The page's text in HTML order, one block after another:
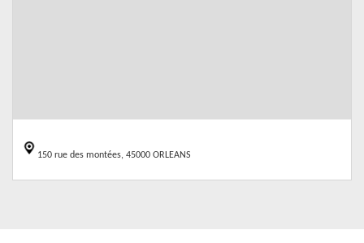
150 rue des montées, 45000 ORLEANS